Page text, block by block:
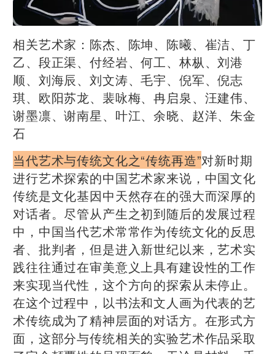
相关艺术家：陈杰、陈坤、陈曦、崔洁、丁
乙、段正渠、付经岩、何工、林枞、刘港
顺、刘海辰、刘文涛、毛宇、倪军、倪志
琪、欧阳苏龙、裴咏梅、冉启泉、汪建伟、
谢墨凛、谢南星、叶江、余晓、赵洋、朱金
石
当代艺术与传统文化之“传统再造”对新时期
进行艺术探索的中国艺术家来说，中国文化
传统是文化基因中天然存在的强大而深厚的
对话者。尽管从产生之初到随后的发展过程
中，中国当代艺术常常作为传统文化的反思
者、批判者，但是进入新世纪以来，艺术实
践往往通过在审美意义上具有建设性的工作
来实现当代性，这个方向的探索从未停止。
在这个过程中，以书法和文人画为代表的艺
术传统成为了精神层面的对话方。在形式方
面，这部分与传统相关的实验艺术作品采取